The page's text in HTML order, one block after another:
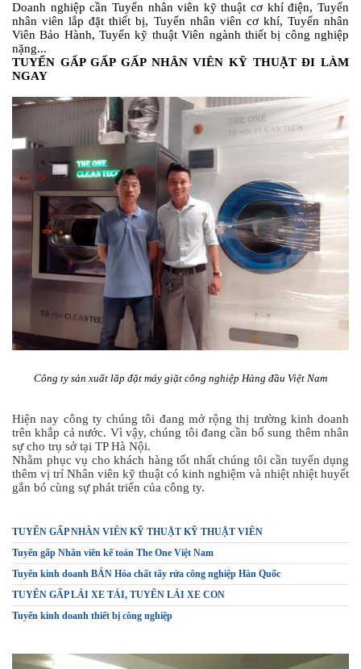
Doanh nghiệp cần Tuyển nhân viên kỹ thuật cơ khí điện, Tuyển
nhân viên lắp đặt thiết bị, Tuyển nhân viên cơ khí, Tuyển nhân
Viên Bảo Hành, Tuyển kỹ thuật Viên ngành thiết bị công nghiệp
nặng...
TUYỂN GẤP GẤP GẤP NHÂN VIÊN KỸ THUẬT ĐI LÀM
NGAY
Công ty sản xuất lăp đặt máy giặt công nghiệp Hàng đầu Việt Nam
Hiện nay công ty chúng tôi đang mở rộng thị trường kinh doanh
trên khắp cả nước. Vì vậy, chúng tôi đang cần bổ sung thêm nhân
sự cho trụ sở tại TP Hà Nội.
Nhằm phục vụ cho khách hàng tốt nhất chúng tôi cần tuyển dụng
thêm vị trí Nhân viên kỹ thuật có kinh nghiệm và nhiệt nhiệt huyết
gắn bó cùng sự phát triển của công ty.
TUYỂN GẤP NHÂN VIÊN KỸ THUẬT KỸ THUẬT VIÊN
Tuyển gấp Nhân viên kế toán The One Việt Nam
Tuyển kinh doanh BÁN Hóa chất tẩy rửa công nghiệp Hàn Quốc
TUYỂN GẤP LÁI XE TẢI, TUYỂN LÁI XE CON
Tuyển kinh doanh thiết bị công nghiệp